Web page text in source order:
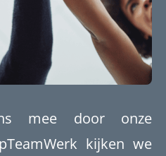
mee door onze
kijken we